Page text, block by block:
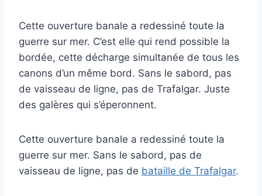
Cette ouverture banale a redessiné toute la
guerre sur mer. C’est elle qui rend possible la
bordée, cette décharge simultanée de tous les
canons d’un même bord. Sans le sabord, pas
de vaisseau de ligne, pas de Trafalgar. Juste
des galères qui s’éperonnent.
Cette ouverture banale a redessiné toute la
guerre sur mer. Sans le sabord, pas de
vaisseau de ligne, pas de bataille de Trafalgar.